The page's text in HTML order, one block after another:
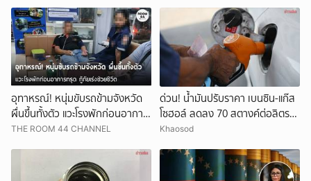
อุทาหรณ์! หนุ่มขับรถข้ามจังหวัด
ผื่นขึ้นทั้งตัว แวะโรงพักก่อนอาการ
ทรุด กู้ภัยเร่งช่วยชีวิต
THE ROOM 44 CHANNEL
ด่วน! น้ำมันปรับราคา เบนซิน-แก๊ส
โซฮอล์ ลดลง 70 สตางค์ต่อลิตร
ส่วนดีเซลราคาคงเดิม
Khaosod